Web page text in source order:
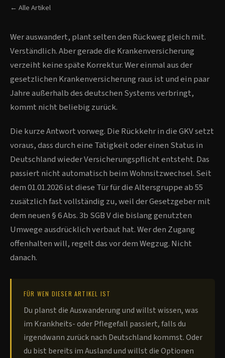
← Alle Artikel
Wer auswandert, plant selten den Rückweg gleich mit.
Verständlich. Aber gerade die Krankenversicherung
verzeiht keine späte Korrektur. Wer einmal aus der
gesetzlichen Krankenversicherung raus ist und ein paar
Jahre außerhalb des deutschen Systems verbringt,
kommt nicht beliebig zurück.
Die kurze Antwort vorweg. Die Rückkehr in die GKV setzt
voraus, dass durch eine Tätigkeit oder einen Status in
Deutschland wieder Versicherungspflicht entsteht. Das
passiert nicht automatisch beim Wohnsitzwechsel. Seit
dem 01.01.2026 ist diese Tür für die Altersgruppe ab 55
zusätzlich fast vollständig zu, weil der Gesetzgeber mit
dem neuen § 6 Abs. 3b SGB V die bislang genutzten
Umwege ausdrücklich verbaut hat. Wer den Zugang
offenhalten will, regelt das vor dem Wegzug. Nicht
danach.
FÜR WEN DIESER ARTIKEL IST
Du planst die Auswanderung und willst wissen, was
im Krankheits- oder Pflegefall passiert, falls du
irgendwann zurück nach Deutschland kommst. Oder
du bist bereits im Ausland und willst die Optionen